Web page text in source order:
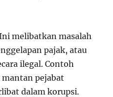
melibatkan masalah
pajak, atau
ilegal. Contoh
pejabat
dalam korupsi.